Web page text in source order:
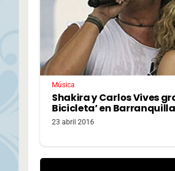
Música
Shakira y Carlos Vives
Bicicleta’ en Barranquilla
23 abril 2016